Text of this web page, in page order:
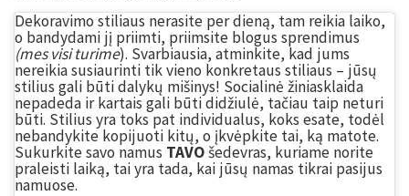
Dekoravimo stiliaus nerasite per dieną, tam reikia laiko,
o bandydami jį priimti, priimsite blogus sprendimus
(mes visi turime). Svarbiausia, atminkite, kad jums
nereikia susiaurinti tik vieno konkretaus stiliaus – jūsų
stilius gali būti dalykų mišinys! Socialinė žiniasklaida
nepadeda ir kartais gali būti didžiulė, tačiau taip neturi
būti. Stilius yra toks pat individualus, koks esate, todėl
nebandykite kopijuoti kitų, o įkvėpkite tai, ką matote.
Sukurkite savo namus TAVOšedevras, kuriame norite
praleisti laiką, tai yra tada, kai jūsų namas tikrai pasijus
namuose.